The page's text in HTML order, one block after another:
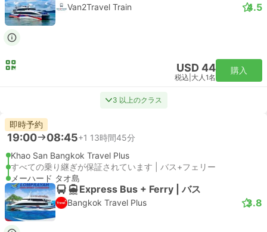
Van2Travel Train 4.5
USD 44
税込 大人1名
購入
3 以上のクラス
即時予約
19:00 08:45+1 13時間45分
Khao San Bangkok Travel Plus
すべての乗り継ぎが保証されています | バス+フェリー
メーハード タオ島
Express Bus + Ferry | バス
Bangkok Travel Plus 3.8